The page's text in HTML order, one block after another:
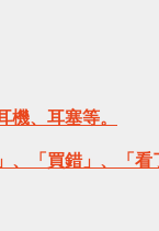
機、耳塞等。
、「買錯」、「看